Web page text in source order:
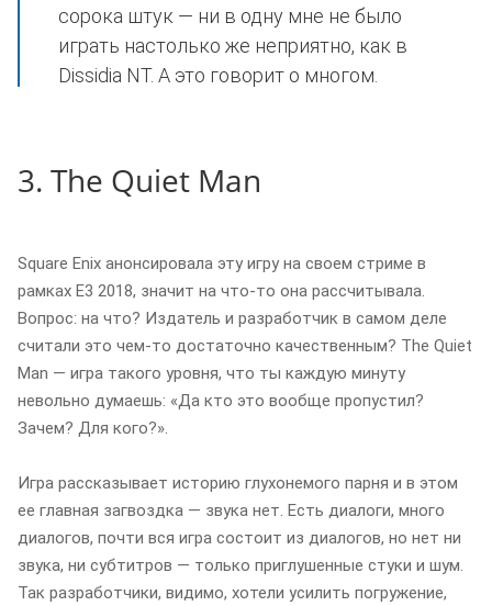
сорока штук — ни в одну мне не было
играть настолько же неприятно, как в
Dissidia NT. А это говорит о многом.
3. The Quiet Man
Square Enix анонсировала эту игру на своем стриме в
рамках E3 2018, значит на что-то она рассчитывала.
Вопрос: на что? Издатель и разработчик в самом деле
считали это чем-то достаточно качественным? The Quiet
Man — игра такого уровня, что ты каждую минуту
невольно думаешь: «Да кто это вообще пропустил?
Зачем? Для кого?».
Игра рассказывает историю глухонемого парня и в этом
ее главная загвоздка — звука нет. Есть диалоги, много
диалогов, почти вся игра состоит из диалогов, но нет ни
звука, ни субтитров — только приглушенные стуки и шум.
Так разработчики, видимо, хотели усилить погружение,